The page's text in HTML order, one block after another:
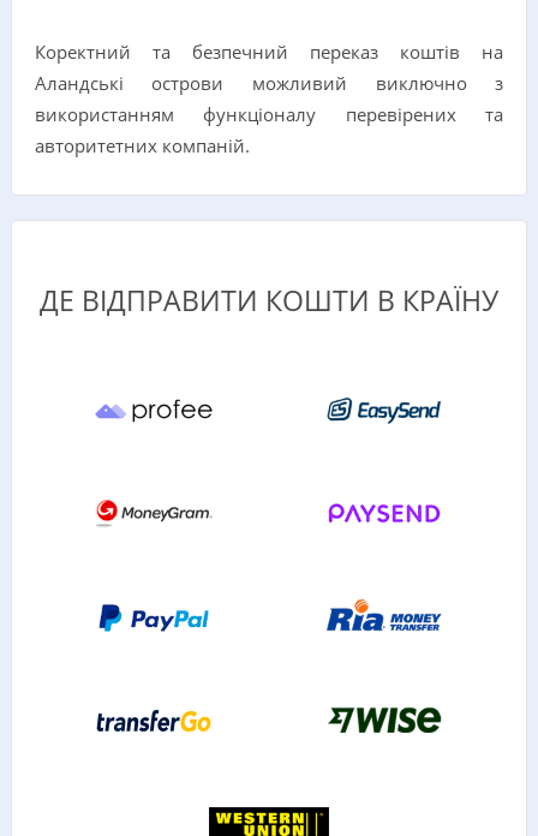
Коректний та безпечний переказ коштів на
Аландські острови можливий виключно з
використанням функціоналу перевірених та
авторитетних компаній.
ДЕ ВІДПРАВИТИ КОШТИ В КРАЇНУ